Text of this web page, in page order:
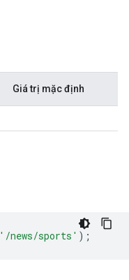
Giá trị mặc định
'/news/sports' );